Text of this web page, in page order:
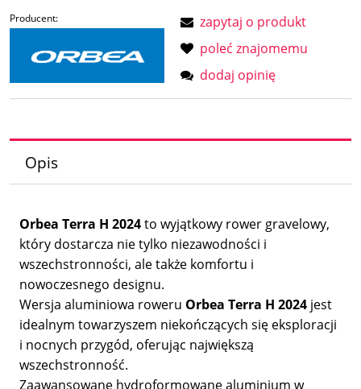
Producent:
zapytaj o produkt
poleć znajomemu
dodaj opinię
Opis
Orbea Terra H 2024to wyjątkowy rower gravelowy,
który dostarcza nie tylko niezawodności i
wszechstronności, ale także komfortu i
nowoczesnego designu.
Wersja aluminiowa roweru Orbea Terra H 2024 jest
idealnym towarzyszem niekończących się eksploracji
i nocnych przygód, oferując największą
wszechstronność.
Zaawansowane hydroformowane aluminium w